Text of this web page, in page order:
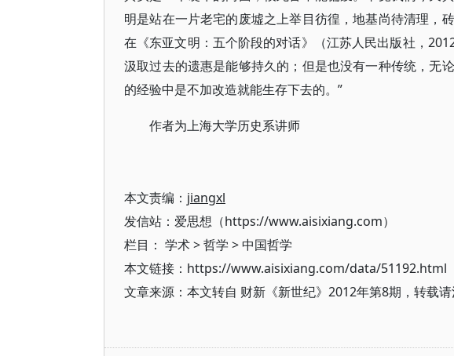
明是站在一片老宅的废墟之上举目彷徨，地基尚待清理，
在《东亚文明：五个阶段的对话》（江苏人民出版社，
汲取过去的遗惠是能够持久的；但是也没有一种传统，无
的经验中是不加改造就能生存下去的。”
作者为上海大学历史系讲师
本文责编： jiangxl
发信站：爱思想（https://www.aisixiang.com）
栏目： 学术>哲学 >中国哲学
本文链接：https://www.aisixiang.com/data/51192.html
文章来源：本文转自 财新《新世纪》2012年第8期，转载